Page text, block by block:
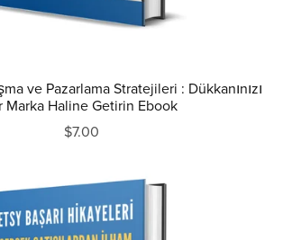
ve Pazarlama Stratejileri : Dükkanınızı
Marka Haline Getirin Ebook
$7.00